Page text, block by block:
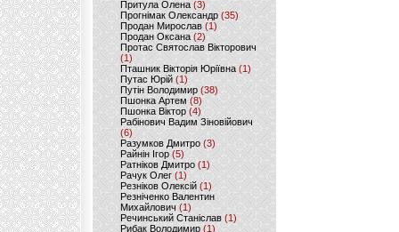
Притула Олена (3)
Прогнімак Олександр(35)
Продан Мирослав(1)
Продан Оксана (2)
Протас Святослав Вікторович
(1)
Пташник Вікторія Юріївна (1)
Путас Юрій (1)
Путін Володимир(38)
Пшонка Артем (8)
Пшонка Віктор(4)
Рабінович Вадим Зіновійович
(6)
Разумков Дмитро (3)
Райнін Ігор(5)
Ратніков Дмитро (1)
Рачук Олег (1)
Резніков Олексій(1)
Резніченко Валентин
Михайлович (1)
Речинський Станіслав (1)
Рибак Володимир(1)